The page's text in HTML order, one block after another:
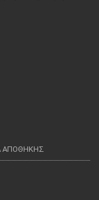
ΑΠΟΘΗΚΗΣ